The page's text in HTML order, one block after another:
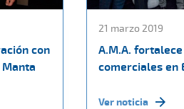
con
Manta
21 marzo 2019
A.M.A.
comerciales en
Ver noticia